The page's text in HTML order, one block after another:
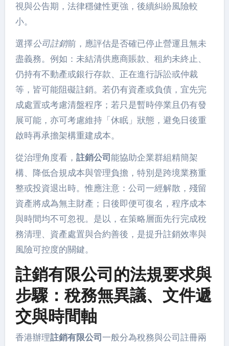
視與公告期，法律穩健性更強，後續糾紛風險較
小。
選擇公司註銷前，應評估是否確已停止營運且無未
盡義務。例如：未結清供應商賬款、租約未終止、
仍持有不動產或銀行存款、正在進行訴訟或仲裁
等，皆可能阻礙註銷。若仍有資產或負債，宜先完
成處置或考慮清盤程序；若只是暫時停業且仍有發
展可能，亦可考慮維持「休眠」狀態，避免日後重
啟時再承擔架構重建成本。
從治理角度看， 註銷公司能協助企業群組精簡架
構、降低合規成本與管理負擔，特別是跨境業務重
整或投資退出時。惟應注意：公司一經解散，殘留
資產將成為無主財產；日後即便可復名，程序成本
與時間均不可忽視。是以，在策略層面先行完成稅
務清理、資產處置與合約善後，是提升註銷效率與
風險可控度的關鍵。
註銷有限公司的法規要求與
步驟：稅務無異議、文件遞
交與時間軸
香港辦理註銷有限公司一般分為稅務與公司註冊兩